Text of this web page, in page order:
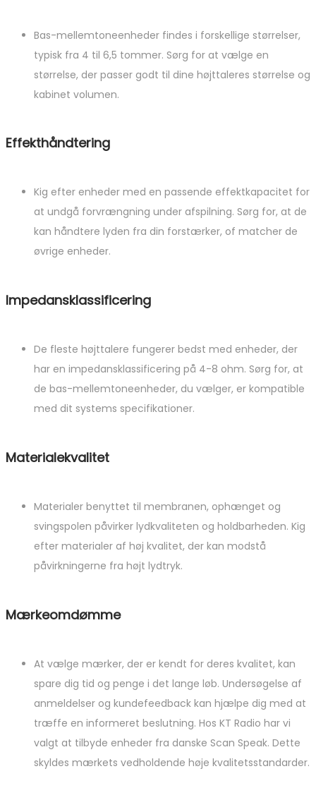
Bas-mellemtoneenheder findes i forskellige størrelser,
typisk fra 4 til 6,5 tommer. Sørg for at vælge en
størrelse, der passer godt til dine højttaleres størrelse og
kabinet volumen.
Effekthåndtering
Kig efter enheder med en passende effektkapacitet for
at undgå forvrængning under afspilning. Sørg for, at de
kan håndtere lyden fra din forstærker, of matcher de
øvrige enheder.
Impedansklassificering
De fleste højttalere fungerer bedst med enheder, der
har en impedansklassificering på 4-8 ohm. Sørg for, at
de bas-mellemtoneenheder, du vælger, er kompatible
med dit systems specifikationer.
Materialekvalitet
Materialer benyttet til membranen, ophænget og
svingspolen påvirker lydkvaliteten og holdbarheden. Kig
efter materialer af høj kvalitet, der kan modstå
påvirkningerne fra højt lydtryk.
Mærkeomdømme
At vælge mærker, der er kendt for deres kvalitet, kan
spare dig tid og penge i det lange løb. Undersøgelse af
anmeldelser og kundefeedback kan hjælpe dig med at
træffe en informeret beslutning. Hos KT Radio har vi
valgt at tilbyde enheder fra danske Scan Speak. Dette
skyldes mærkets vedholdende høje kvalitetsstandarder.